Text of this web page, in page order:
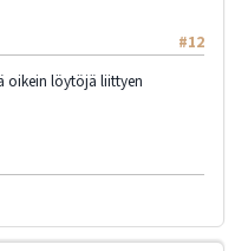
#12
oikein löytöjä liittyen